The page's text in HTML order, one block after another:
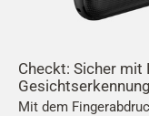
Checkt: Sicher mit
Mit dem